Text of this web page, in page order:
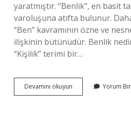
yaratmıştır. “Benlik”, en basit
varoluşuna atıfta bulunur.
“Ben” kavramının özne ve
ilişkinin bütünüdür. Benlik
“Kişilik” terimi bir…
Devamını okuyun
Kavramı
Yorum